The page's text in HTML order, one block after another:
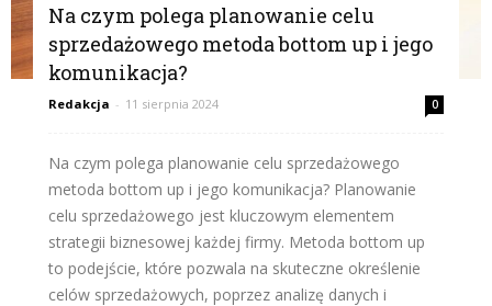
Na czym polega planowanie celu
sprzedażowego metoda bottom up i jego
komunikacja?
Redakcja - 11 sierpnia 2024 0
Na czym polega planowanie celu sprzedażowego
metoda bottom up i jego komunikacja? Planowanie
celu sprzedażowego jest kluczowym elementem
strategii biznesowej każdej firmy. Metoda bottom up
to podejście, które pozwala na skuteczne określenie
celów sprzedażowych, poprzez analizę danych i